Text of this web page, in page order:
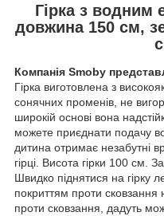
Гірка з водним
довжина 150 см,
Компанія Smoby
Гірка виготовлена з
сонячних променів, не
широкій основі вона
можете приєднати подачу
дитина отримає незабутні
гірці. Висота гірки 100 см.
Швидко піднятися на гірку
покриттям проти сковзання
проти сковзання, дадуть